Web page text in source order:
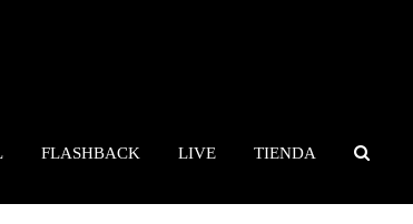
FLASHBACK LIVE TIENDA